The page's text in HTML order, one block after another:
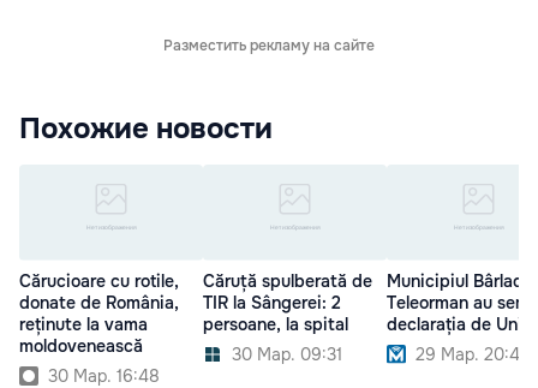
Разместить рекламу на сайте
Похожие новости
Cărucioare cu rotile,
donate de România,
reținute la vama
moldovenească
30 Мар. 16:48
Căruță spulberată de
TIR la Sângerei: 2
persoane, la spital
30 Мар. 09:31
Municipiul Bârlad
Teleorman au
declarația de Unire
29 Мар. 20:40